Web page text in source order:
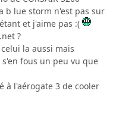
b lue storm n'est pas sur
et j'aime pas :(
?
la aussi mais
fous un peu vu que
à l'aérogate 3 de cooler